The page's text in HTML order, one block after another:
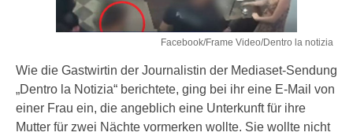
Facebook/Frame Video/Dentro la notizia
Wie die Gastwirtin der Journalistin der Mediaset-Sendung
„Dentro la Notizia“ berichtete, ging bei ihr eine E-Mail von
einer Frau ein, die angeblich eine Unterkunft für ihre
Mutter für zwei Nächte vormerken wollte. Sie wollte nicht